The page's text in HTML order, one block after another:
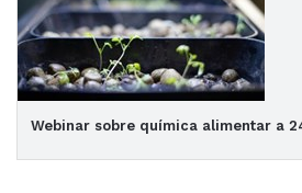
Webinar sobre química alimentar a